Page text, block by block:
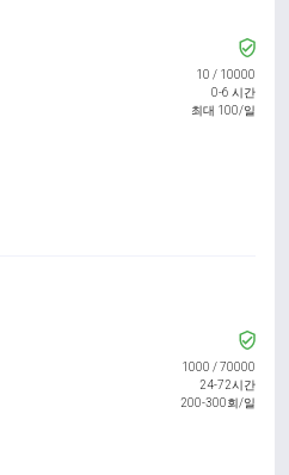
10 / 10000
0-6 시간
최대 100/일
1000 /70000
24-72시간
200-300회/일